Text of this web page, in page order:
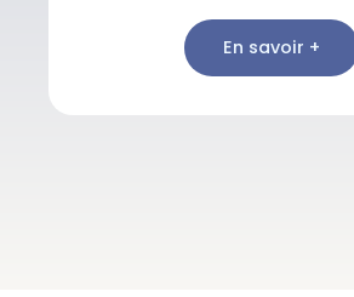
En savoir +